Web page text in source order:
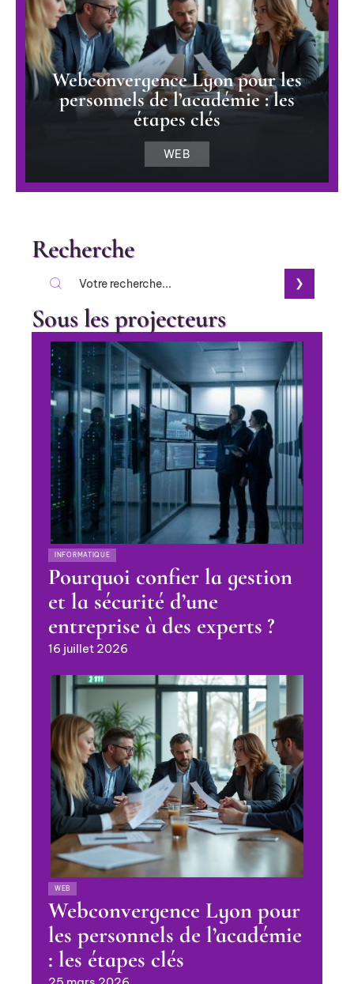
Webconvergence Lyon pour les
personnels de l’académie : les
étapes clés
WEB
Recherche
Sous les projecteurs
INFORMATIQUE
Pourquoi confier la gestion
et la sécurité d’une
entreprise à des experts ?
16 juillet 2026
WEB
Webconvergence Lyon pour
les personnels de l’académie
: les étapes clés